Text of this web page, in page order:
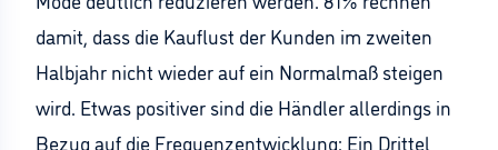
damit, dass die Kauflust der Kunden im zweiten
Halbjahr nicht wieder auf ein Normalmaß steigen
wird. Etwas positiver sind die Händler allerdings in
Bezug auf die Frequenzentwicklung: Ein Drittel